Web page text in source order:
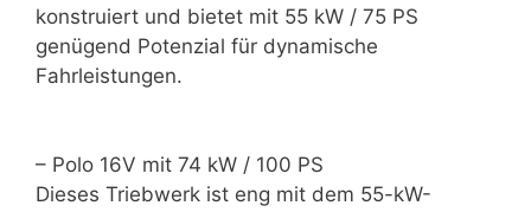
konstruiert und bietet mit 55 kW / 75 PS
genügend Potenzial für dynamische
Fahrleistungen.
– Polo 16V mit 74 kW / 100 PS
Dieses Triebwerk ist eng mit dem 55-kW-